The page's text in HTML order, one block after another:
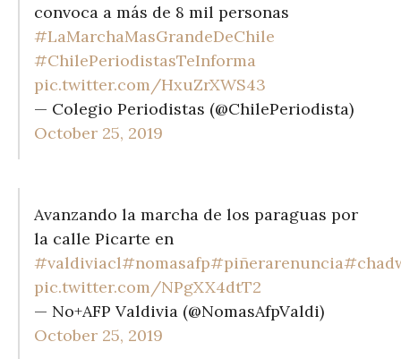
convoca a más de 8 mil personas
#LaMarchaMasGrandeDeChile
#ChilePeriodistasTeInforma
pic.twitter.com/HxuZrXWS43
— Colegio Periodistas (@ChilePeriodista)
October 25, 2019
Avanzando la marcha de los paraguas por
la calle Picarte en
#valdiviacl#nomasafp#piñerarenuncia
pic.twitter.com/NPgXX4dtT2
— No+AFP Valdivia (@NomasAfpValdi)
October 25, 2019